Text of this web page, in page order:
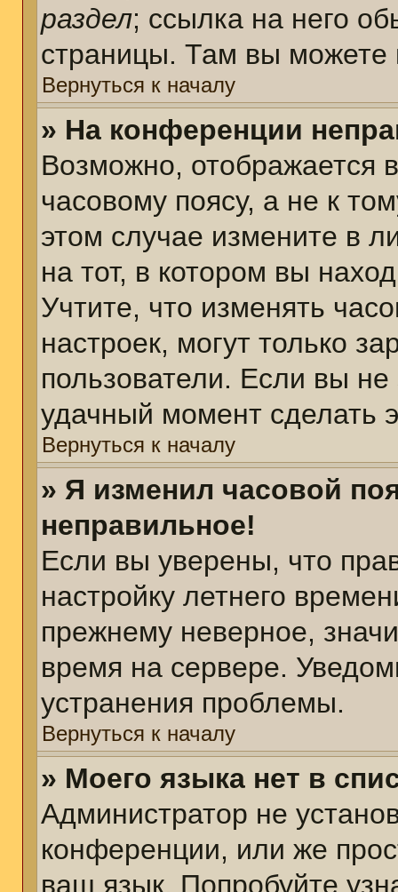
раздел; ссылка на него
страницы. Там вы можете
Вернуться к началу
» На конференции
Возможно, отображается
часовому поясу, а не к
этом случае измените в
на тот, в котором вы
Учтите, что изменять
настроек, могут только
пользователи. Если вы
удачный момент сделать
Вернуться к началу
» Я изменил часовой
неправильное!
Если вы уверены, что
настройку летнего
прежнему неверное,
время на сервере.
устранения проблемы.
Вернуться к началу
» Моего языка нет в
Администратор не
конференции, или же
ваш язык. Попробуйте